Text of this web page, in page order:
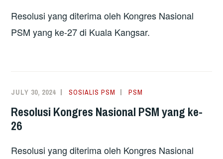
Resolusi yang diterima oleh Kongres Nasional
PSM yang ke-27 di Kuala Kangsar.
JULY 30, 2024 SOSIALIS PSM PSM
Resolusi Kongres Nasional PSM yang ke-
26
Resolusi yang diterima oleh Kongres Nasional